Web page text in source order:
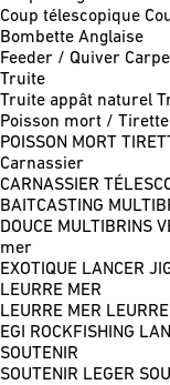
Coup télescopique
Bombette Anglaise
Feeder / Quiver Carpe
Truite
Truite appât naturel
Poisson mort / Tirette
POISSON MORT
Carnassier
CARNASSIER
BAITCASTING
DOUCE MULTIBRINS
mer
EXOTIQUE LANCER
LEURRE MER
LEURRE MER
EGI
ROCKFISHING
SOUTENIR
SOUTENIR LEGER